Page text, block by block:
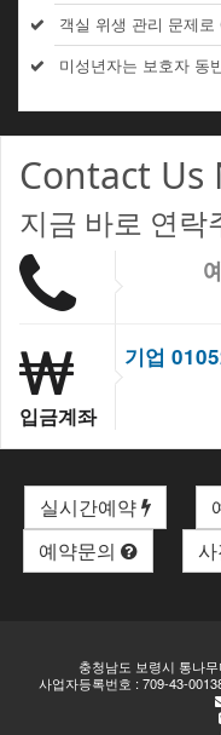
객실 위생 관리 문제
미성년자는 보호자 동
Contact Us
지금 바로 연락
입금계좌
기업
실시간예약
예약문의
충청남도 보령시 통나
사업자등록번호 : 709-43-